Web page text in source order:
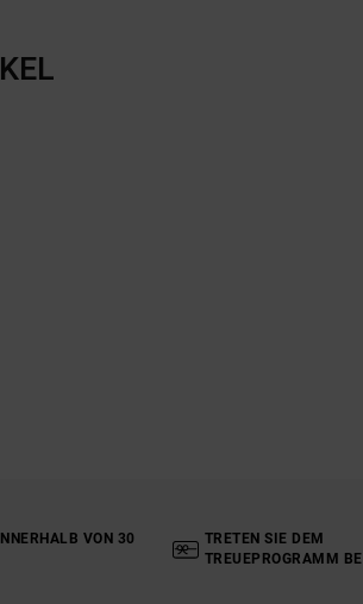
VON 30
TRETEN SIE DEM
TREUEPROGRAMM BEI